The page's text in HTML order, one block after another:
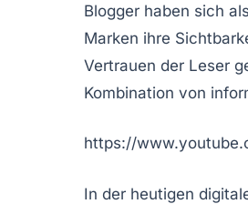
Blogger haben sich
Marken ihre
Vertrauen der Leser
Kombination von
https://
In der heutigen